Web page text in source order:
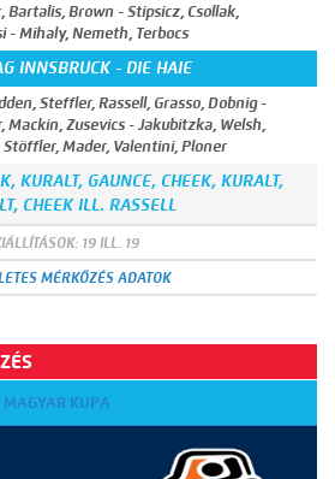
Bartalis, Brown - Stipsicz, Csollak,
- Mihaly, Nemeth, Terbocs
INNSBRUCK - DIE HAIE
Steffler, Rassell, Grasso, Dobnig -
Mackin, Zusevics - Jakubitzka, Welsh,
Mader, Valentini, Ploner
KURALT, GAUNCE, CHEEK, KURALT,
CHEEK ILL. RASSELL
19 ILL. 19
MÉRKŐZÉS ADATOK
MAGYAR KUPA